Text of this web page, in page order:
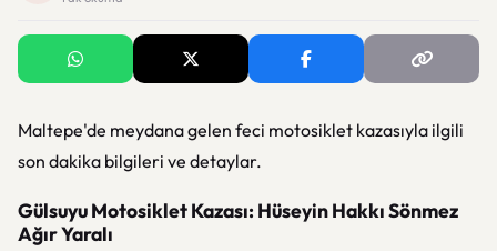
Maltepe'de meydana gelen feci motosiklet kazasıyla ilgili
son dakika bilgileri ve detaylar.
Gülsuyu Motosiklet Kazası: Hüseyin Hakkı Sönmez
Ağır Yaralı